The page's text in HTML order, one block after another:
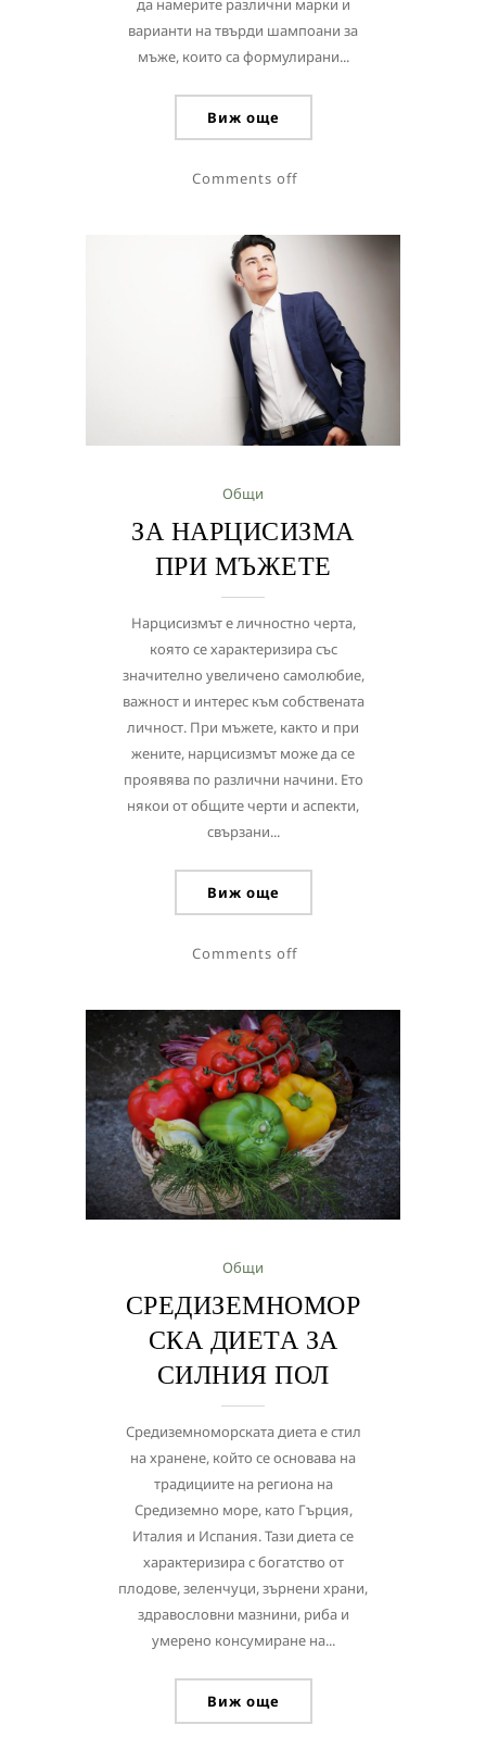
да намерите различни марки и
варианти на твърди шампоани за
мъже, които са формулирани...
Виж още
Comments off
Общи
ЗА НАРЦИСИЗМА
ПРИ МЪЖЕТЕ
Нарцисизмът е личностно черта,
която се характеризира със
значително увеличено самолюбие,
важност и интерес към собствената
личност. При мъжете, както и при
жените, нарцисизмът може да се
проявява по различни начини. Ето
някои от общите черти и аспекти,
свързани...
Виж още
Comments off
Общи
СРЕДИЗЕМНОМОР
СКА ДИЕТА ЗА
СИЛНИЯ ПОЛ
Средиземноморската диета е стил
на хранене, който се основава на
традициите на региона на
Средиземно море, като Гърция,
Италия и Испания. Тази диета се
характеризира с богатство от
плодове, зеленчуци, зърнени храни,
здравословни мазнини, риба и
умерено консумиране на...
Виж още